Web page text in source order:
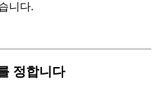
니다.
정합니다